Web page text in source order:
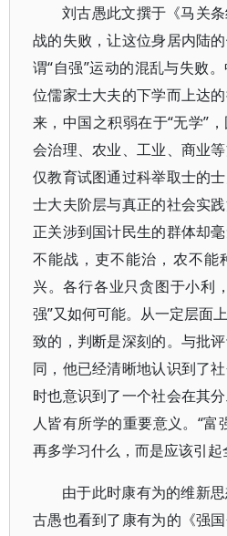
刘古愚此文撰于《马关
战的失败，让这位身居内陆
谓“自强”运动的混乱与失败
位儒家士大夫的下学而上达
来，中国之积弱在于“无学”
会治理、农业、工业、商业
仅教育试图通过科举取士的
士大夫阶层与真正的社会实
正关涉到国计民生的群体却
不能战，吏不能治，农不能
兴。各行各业只贪图于小利
强”又如何可能。从一定层面
致的，判断是深刻的。与批
同，他已经清晰地认识到了
时也意识到了一个社会在其
人皆有所学的重要意义。“富
再多学习什么，而是应该引起
由于此时康有为的维新
古愚也看到了康有为的《强国